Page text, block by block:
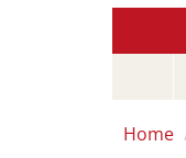
Home